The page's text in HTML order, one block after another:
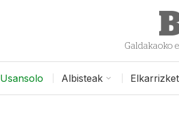
Galdakaoko
Usansolo Albisteak